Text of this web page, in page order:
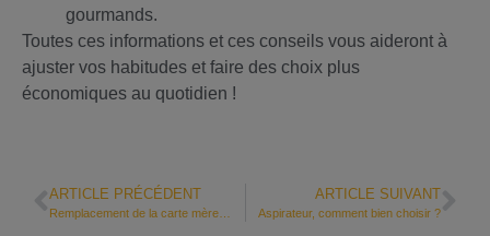
gourmands.
Toutes ces informations et ces conseils vous aideront à
ajuster vos habitudes et faire des choix plus
économiques au quotidien !
ARTICLE PRÉCÉDENT ARTICLE SUIVANT
Aspirateur, comment bien choisir ?